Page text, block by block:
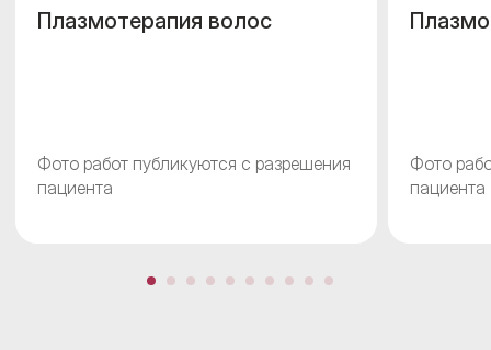
Плазмотерапия волос
Фото работ публикуются с разрешения
пациента
Фото
пациента